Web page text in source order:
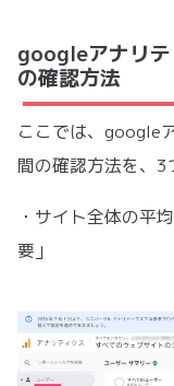
googleアナリテ
の確認方法
ここでは、google
間の確認方法を、3
・サイト全体の平
要」